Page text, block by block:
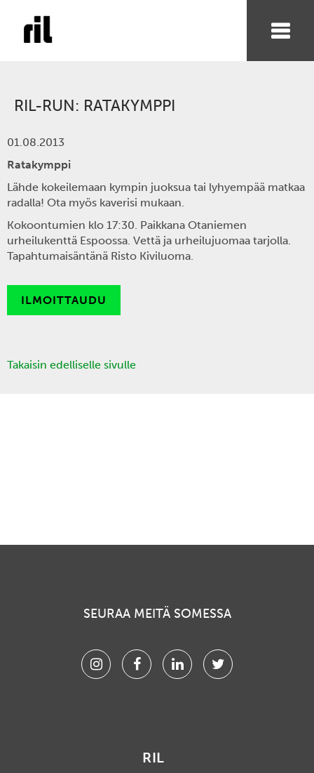
RIL-RUN: RATAKYMPPI
01.08.2013
Ratakymppi
Lähde kokeilemaan kympin juoksua tai lyhyempää matkaa
radalla! Ota myös kaverisi mukaan.
Kokoontumien klo 17:30. Paikkana Otaniemen
urheilukenttä Espoossa. Vettä ja urheilujuomaa tarjolla.
Tapahtumaisäntänä Risto Kiviluoma.
ILMOITTAUDU
Takaisin edelliselle sivulle
SEURAA MEITÄ SOMESSA
InstagramFacebookLinkedinTwitter
RIL